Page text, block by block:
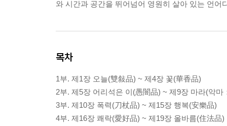
와 시간과 공간을 뛰어넘어 영원히 살아 있는 언어
목차
1부. 제1장 오늘(雙敍品) ~ 제4장 꽃(華香品)
2부. 제5장 어리석은 이(愚闇品) ~ 제9장 마라(악마
3부. 제10장 폭력(刀杖品) ~ 제15장 행복(安樂品)
4부. 제16장 쾌락(愛好品) ~ 제19장 올바름(住法品)